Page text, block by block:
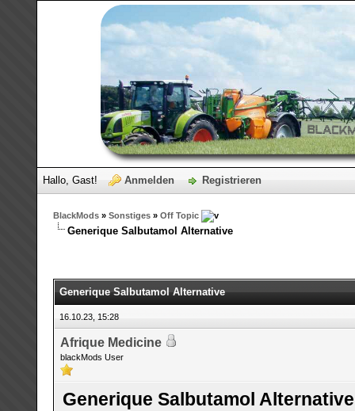
Hallo, Gast! Anmelden Registrieren
BlackMods» Sonstiges» Off Topic
Generique Salbutamol Alternative
Generique Salbutamol Alternative
16.10.23, 15:28
Afrique Medicine
blackMods User
Generique Salbutamol Alternative